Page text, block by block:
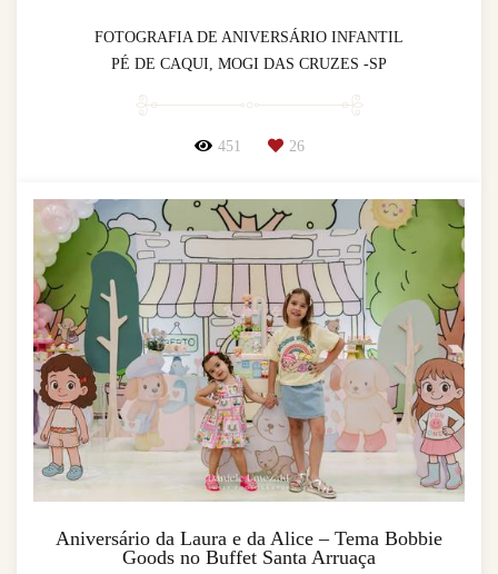
FOTOGRAFIA DE ANIVERSÁRIO INFANTIL
PÉ DE CAQUI, MOGI DAS CRUZES -SP
451 26
Aniversário da Laura e da Alice – Tema Bobbie
Goods no Buffet Santa Arruaça